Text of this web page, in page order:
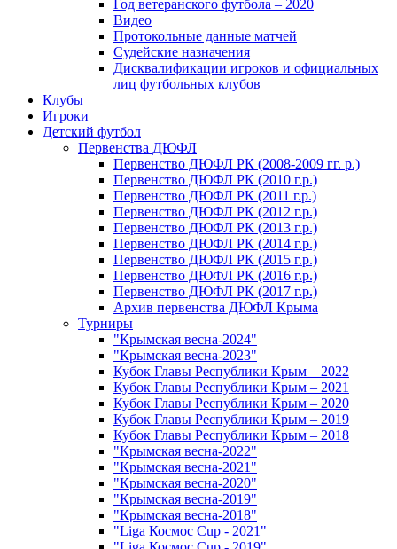
Год ветеранского футбола – 2020
Видео
Протокольные данные матчей
Судейские назначения
Дисквалификации игроков и официальных
лиц футбольных клубов
Клубы
Игроки
Детский футбол
Первенства ДЮФЛ
Первенство ДЮФЛ РК (2008-2009 гг. р.)
Первенство ДЮФЛ РК (2010 г.р.)
Первенство ДЮФЛ РК (2011 г.р.)
Первенство ДЮФЛ РК (2012 г.р.)
Первенство ДЮФЛ РК (2013 г.р.)
Первенство ДЮФЛ РК (2014 г.р.)
Первенство ДЮФЛ РК (2015 г.р.)
Первенство ДЮФЛ РК (2016 г.р.)
Первенство ДЮФЛ РК (2017 г.р.)
Архив первенства ДЮФЛ Крыма
Турниры
"Крымская весна-2024"
"Крымская весна-2023"
Кубок Главы Республики Крым – 2022
Кубок Главы Республики Крым – 2021
Кубок Главы Республики Крым – 2020
Кубок Главы Республики Крым – 2019
Кубок Главы Республики Крым – 2018
"Крымская весна-2022"
"Крымская весна-2021"
"Крымская весна-2020"
"Крымская весна-2019"
"Крымская весна-2018"
"Liga Космос Cup - 2021"